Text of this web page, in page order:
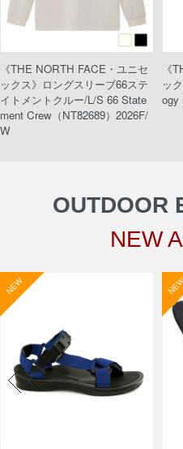
《THE NORTH FACE・ユニセ
ックス》ロングスリーブ66ステ
イトメントクルー/L/S 66 State
ment Crew（NT82689）2026F/
W
《
ッ
ogy
OUTDOOR
NEW
NEW NEW